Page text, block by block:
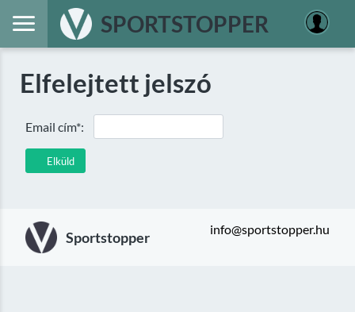
SPORTSTOPPER
Elfelejtett jelszó
Elküld
Email cím*:
Sportstopper info@sportstopper.hu